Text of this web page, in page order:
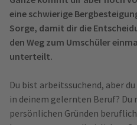
eine schwierige
Sorge, damit dir die
den Weg zum Umschüler
unterteilt.
Du bist arbeitssuchend, aber
in deinem gelernten Beruf? Du
persönlichen Gründen